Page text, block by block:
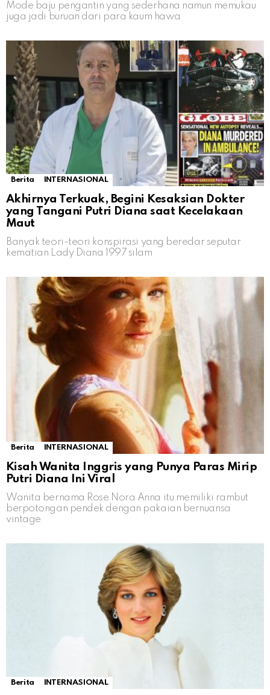
Mode baju pengantin yang sederhana namun memukau
juga jadi buruan dari para kaum hawa
Berita INTERNASIONAL
Akhirnya Terkuak, Begini Kesaksian Dokter
yang Tangani Putri Diana saat Kecelakaan
Maut
Banyak teori-teori konspirasi yang beredar seputar
kematian Lady Diana 1997 silam
Berita INTERNASIONAL
Kisah Wanita Inggris yang Punya Paras Mirip
Putri Diana Ini Viral
Wanita bernama Rose Nora Anna itu memiliki rambut
berpotongan pendek dengan pakaian bernuansa
vintage
Berita INTERNASIONAL